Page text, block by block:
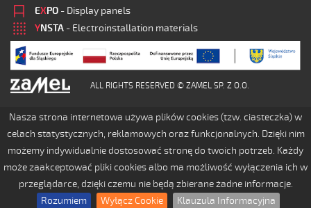
EXPO - Display panels
YNSTA - Electroinstallation materials
ALL RIGHTS RESERVED © ZAMEL SP. Z O.O.
Nasza strona internetowa używa plików cookies (tzw. ciasteczka) w
celach statystycznych, reklamowych oraz funkcjonalnych. Dzięki nim
możemy indywidualnie dostosować stronę do twoich potrzeb. Każdy
może zaakceptować pliki cookies albo ma możliwość wyłączenia ich w
przeglądarce, dzięki czemu nie będą zbierane żadne informacje.
Rozumiem
Wyłącz Cookie Klauzula Informacyjna